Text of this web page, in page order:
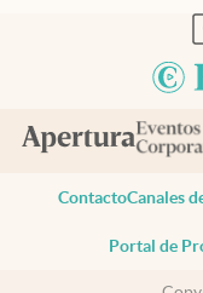
ContactoCanales
Portal de